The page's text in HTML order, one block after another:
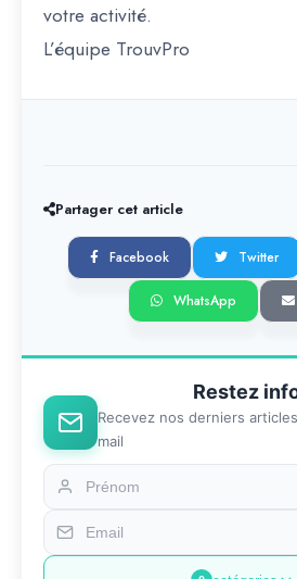
votre activité.
L’équipe TrouvPro
Partager cet article
Facebook Twitter
WhatsApp
Restez
Recevez nos derniers
mail